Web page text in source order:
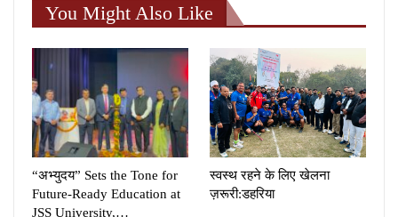
You Might Also Like
“अभ्युदय” Sets the Tone for
Future-Ready Education at
JSS University,…
स्वस्थ रहने के लिए खेलना
ज़रूरी:डहरिया